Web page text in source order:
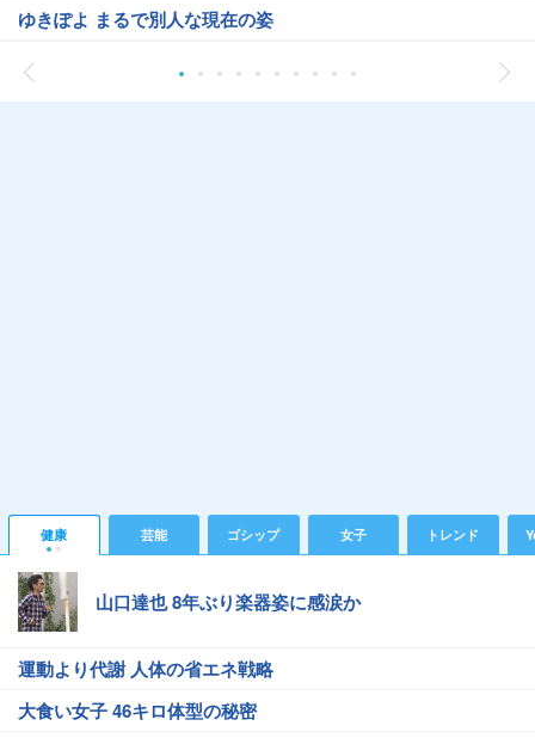
ゆきぽよ まるで別人な現在の姿
健康 芸能 ゴシップ 女子 トレンド
山口達也 8年ぶり楽器姿に感涙か
運動より代謝 人体の省エネ戦略
大食い女子 46キロ体型の秘密